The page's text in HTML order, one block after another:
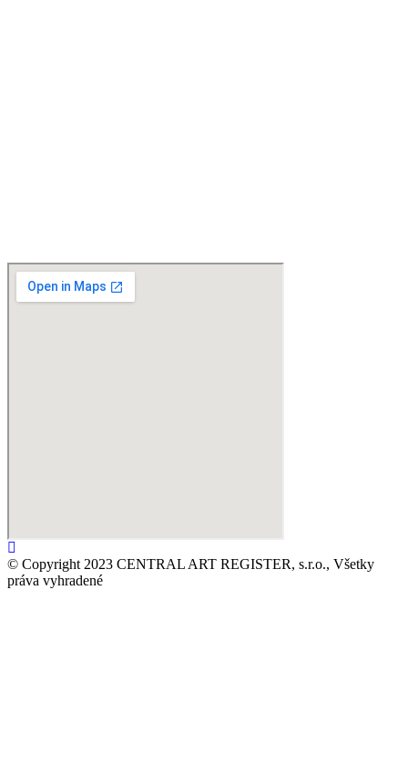
© Copyright 2023 CENTRAL ART REGISTER, s.r.o., Všetky
práva vyhradené